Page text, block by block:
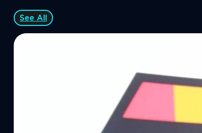
See All
SYNNEX โชว์กำไร Q2/69 โต 18% ลุย
Recurring Revenue เร่งเครื่อง New